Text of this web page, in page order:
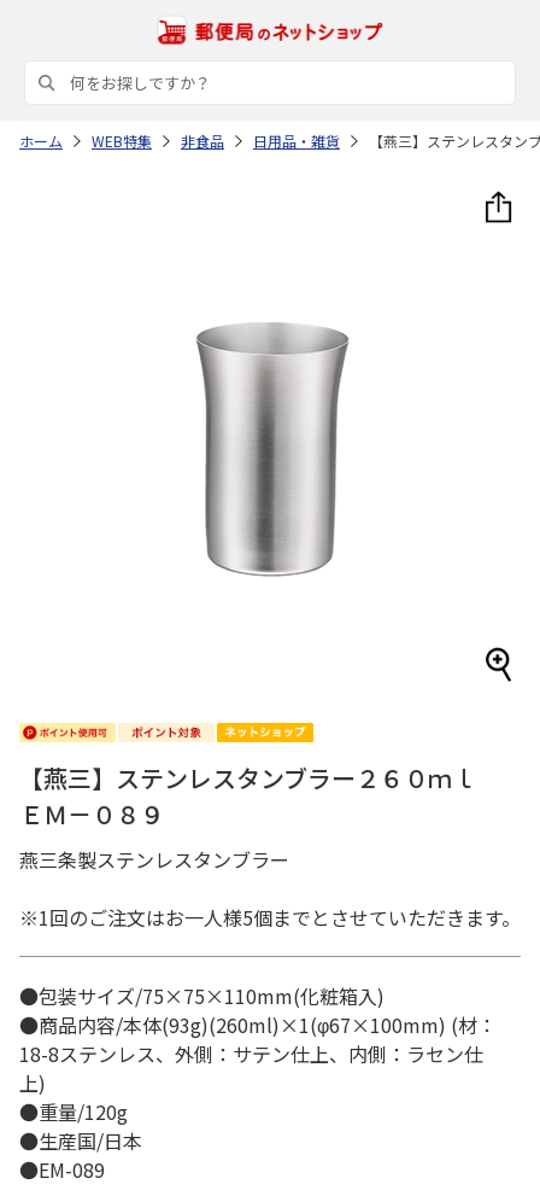
ホーム WEB特集 非食品 日用品・雑貨 【燕三】ステンレスタ
【燕三】ステンレスタンブラー２６０ｍｌ
ＥＭ－０８９
燕三条製ステンレスタンブラー
※1回のご注文はお一人様5個までとさせていただきます。
●包装サイズ/75×75×110mm(化粧箱入)
●商品内容/本体(93g)(260ml)×1(φ67×100mm) (材：
18-8ステンレス、外側：サテン仕上、内側：ラセン仕
上)
●重量/120g
●生産国/日本
●EM-089